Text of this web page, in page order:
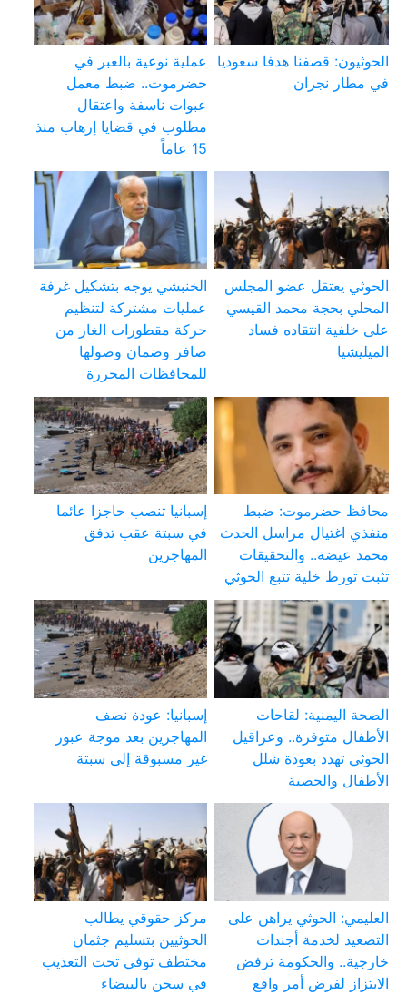
الحوثيون: قصفنا هدفا سعوديا
في مطار نجران
عملية نوعية بالعبر في
حضرموت.. ضبط معمل
عبوات ناسفة واعتقال
مطلوب في قضايا إرهاب منذ
15 عاماً
الحوثي يعتقل عضو المجلس
المحلي بحجة محمد القيسي
على خلفية انتقاده فساد
الميليشيا
الخنبشي يوجه بتشكيل غرفة
عمليات مشتركة لتنظيم
حركة مقطورات الغاز من
صافر وضمان وصولها
للمحافظات المحررة
محافظ حضرموت: ضبط
منفذي اغتيال مراسل الحدث
محمد عيضة.. والتحقيقات
تثبت تورط خلية تتبع الحوثي
إسبانيا تنصب حاجزا عائما
في سبتة عقب تدفق
المهاجرين
الصحة اليمنية: لقاحات
الأطفال متوفرة.. وعراقيل
الحوثي تهدد بعودة شلل
الأطفال والحصبة
إسبانيا: عودة نصف
المهاجرين بعد موجة عبور
غير مسبوقة إلى سبتة
العليمي: الحوثي يراهن على
التصعيد لخدمة أجندات
خارجية.. والحكومة ترفض
الابتزاز لفرض أمر واقع
مركز حقوقي يطالب
الحوثيين بتسليم جثمان
مختطف توفي تحت التعذيب
في سجن بالبيضاء